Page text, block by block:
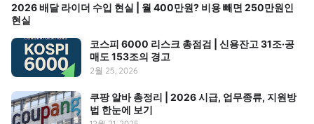
2026 배달 라이더 수입 현실 | 월 400만원? 비용 빼면 250만원인
현실
코스피 6000 리스크 총점검 | 신용잔고 31조·공
매도 153조의 경고
2월 25, 2026
쿠팡 알바 총정리 | 2026 시급, 업무종류, 지원방
법 한눈에 보기